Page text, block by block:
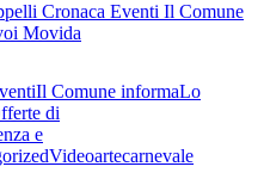
Cronaca Eventi Il Comune
Movida
Il Comune informaLo
di
e
Videoartecarnevale